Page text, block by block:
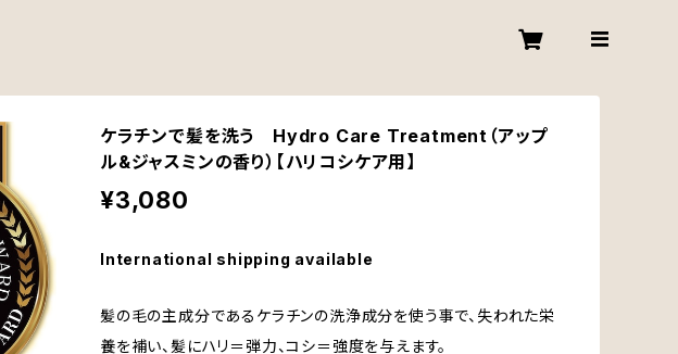
ケラチンで髪を洗う Hydro Care Treatment（アップ
ル&ジャスミンの香り）【ハリコシケア用】
¥3,080
International shipping available
髪の毛の主成分であるケラチンの洗浄成分を使う事で、失われた栄
養を補い、髪にハリ＝弾力、コシ＝強度を与えます。